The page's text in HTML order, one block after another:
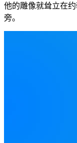
他的雕像就耸立在
旁。